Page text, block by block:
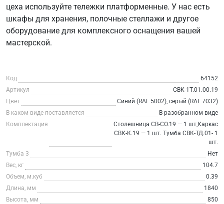
цеха используйте тележки платформенные. У нас есть
шкафы для хранения, полочные стеллажи и другое
оборудование для комплексного оснащения вашей
мастерской.
Код
64152
Артикул
СВК-1Т.01.00.19
Цвет
Синий (RAL 5002), серый (RAL 7032)
В каком виде поставляется
В разобранном виде
Комплектация
Столешница СВ-СО.19 — 1 шт,Каркас
СВК-К.19 — 1 шт. Тумба СВК-ТД.01- 1
шт.
Тумба 3
Нет
Вес, кг
104.7
Объем, м.куб
0.39
Длина, мм
1840
Высота, мм
850